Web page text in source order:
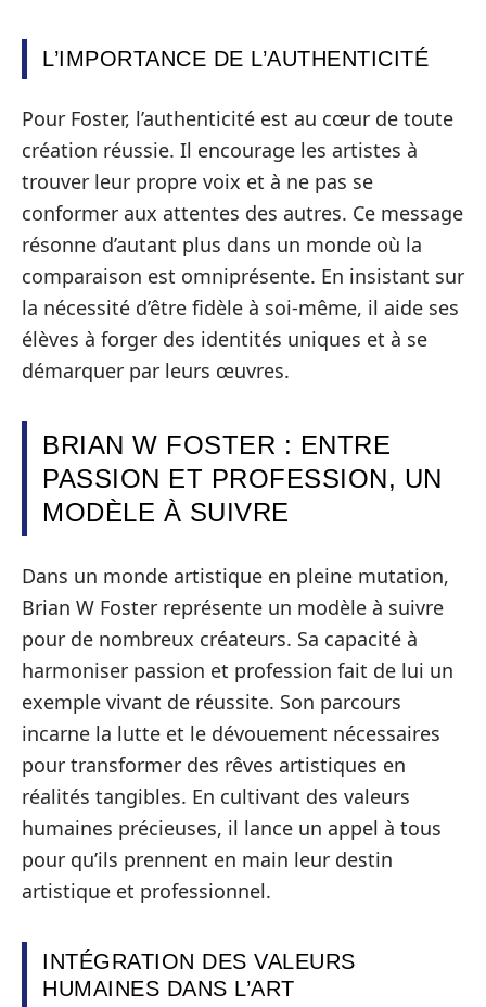
L’IMPORTANCE DE L’AUTHENTICITÉ
Pour Foster, l’authenticité est au cœur de toute
création réussie. Il encourage les artistes à
trouver leur propre voix et à ne pas se
conformer aux attentes des autres. Ce message
résonne d’autant plus dans un monde où la
comparaison est omniprésente. En insistant sur
la nécessité d’être fidèle à soi-même, il aide ses
élèves à forger des identités uniques et à se
démarquer par leurs œuvres.
BRIAN W FOSTER : ENTRE
PASSION ET PROFESSION, UN
MODÈLE À SUIVRE
Dans un monde artistique en pleine mutation,
Brian W Foster représente un modèle à suivre
pour de nombreux créateurs. Sa capacité à
harmoniser passion et profession fait de lui un
exemple vivant de réussite. Son parcours
incarne la lutte et le dévouement nécessaires
pour transformer des rêves artistiques en
réalités tangibles. En cultivant des valeurs
humaines précieuses, il lance un appel à tous
pour qu’ils prennent en main leur destin
artistique et professionnel.
INTÉGRATION DES VALEURS
HUMAINES DANS L’ART